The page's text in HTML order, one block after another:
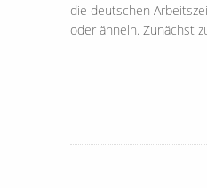
die deutschen
oder ähneln. Zunächst